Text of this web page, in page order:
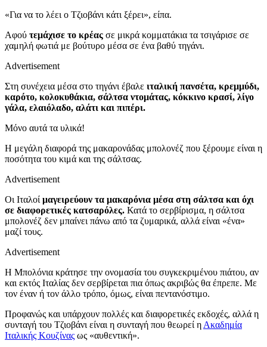
«Για να το λέει ο Τζιοβάνι κάτι ξέρει», είπα.
Αφού τεμάχισε το κρέας σε μικρά κομματάκια τα τσιγάρισε σε
χαμηλή φωτιά με βούτυρο μέσα σε ένα βαθύ τηγάνι.
Advertisement
Στη συνέχεια μέσα στο τηγάνι έβαλε ιταλική πανσέτα, κρεμμύδι,
καρότο, κολοκυθάκια, σάλτσα ντομάτας, κόκκινο κρασί, λίγο
γάλα, ελαιόλαδο, αλάτι και πιπέρι.
Μόνο αυτά τα υλικά!
Η μεγάλη διαφορά της μακαρονάδας μπολονέζ που ξέρουμε είναι η
ποσότητα του κιμά και της σάλτσας.
Advertisement
Οι Ιταλοί μαγειρεύουν τα μακαρόνια μέσα στη σάλτσα και όχι
σε διαφορετικές κατσαρόλες. Κατά το σερβίρισμα, η σάλτσα
μπολονέζ δεν μπαίνει πάνω από τα ζυμαρικά, αλλά είναι «ένα»
μαζί τους.
Advertisement
Η Μπολόνια κράτησε την ονομασία του συγκεκριμένου πιάτου, αν
και εκτός Ιταλίας δεν σερβίρεται πια όπως ακριβώς θα έπρεπε. Με
τον έναν ή τον άλλο τρόπο, όμως, είναι πεντανόστιμο.
Προφανώς και υπάρχουν πολλές και διαφορετικές εκδοχές, αλλά η
συνταγή του Τζιοβάνι είναι η συνταγή που θεωρεί η Ακαδημία
Ιταλικής Κουζίνας ως «αυθεντική».